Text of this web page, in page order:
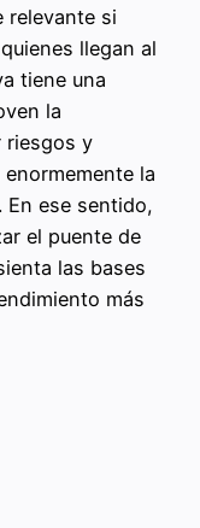
relevante si
llegan al
tiene una
la
riesgos y
la
ese sentido,
el puente de
las bases
más